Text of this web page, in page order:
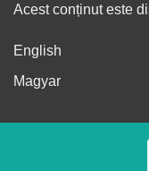
Acest conținut este
English
Magyar